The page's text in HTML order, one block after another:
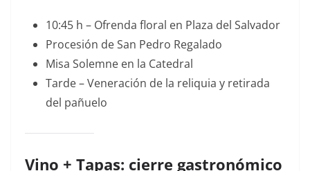
10:45 h – Ofrenda floral en Plaza del Salvador
Procesión de San Pedro Regalado
Misa Solemne en la Catedral
Tarde – Veneración de la reliquia y retirada
del pañuelo
Vino + Tapas: cierre gastronómico